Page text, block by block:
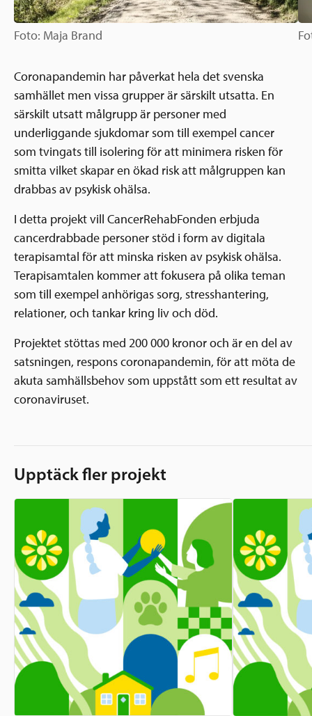
Foto: Maja Brand
Coronapandemin har påverkat hela det svenska
samhället men vissa grupper är särskilt utsatta. En
särskilt utsatt målgrupp är personer med
underliggande sjukdomar som till exempel cancer
som tvingats till isolering för att minimera risken för
smitta vilket skapar en ökad risk att målgruppen kan
drabbas av psykisk ohälsa.
I detta projekt vill CancerRehabFonden erbjuda
cancerdrabbade personer stöd i form av digitala
terapisamtal för att minska risken av psykisk ohälsa.
Terapisamtalen kommer att fokusera på olika teman
som till exempel anhörigas sorg, stresshantering,
relationer, och tankar kring liv och död.
Projektet stöttas med 200 000 kronor och är en del av
satsningen, respons coronapandemin, för att möta de
akuta samhällsbehov som uppstått som ett resultat av
coronaviruset.
Upptäck fler projekt